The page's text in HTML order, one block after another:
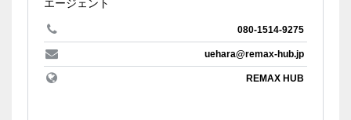
エージェント
080-1514-9275
uehara@remax-hub.jp
REMAX HUB